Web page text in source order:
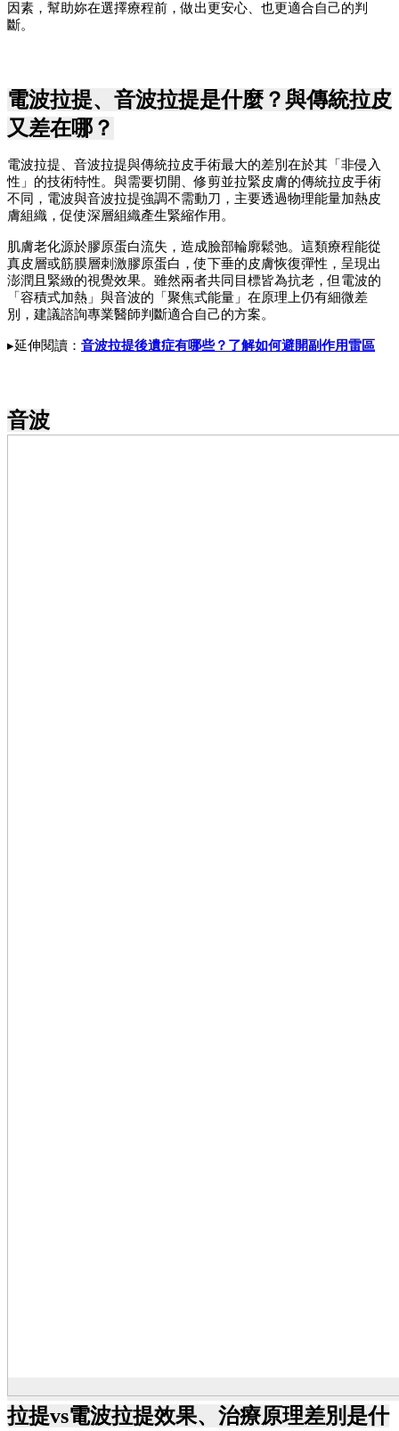
因素，幫助妳在選擇療程前，做出更安心、也更適合自己的判
斷。
電波拉提、音波拉提是什麼？與傳統拉皮
又差在哪？
電波拉提、音波拉提與傳統拉皮手術最大的差別在於其「非侵入
性」的技術特性。與需要切開、修剪並拉緊皮膚的傳統拉皮手術
不同，電波與音波拉提強調不需動刀，主要透過物理能量加熱皮
膚組織，促使深層組織產生緊縮作用。
肌膚老化源於膠原蛋白流失，造成臉部輪廓鬆弛。這類療程能從
真皮層或筋膜層刺激膠原蛋白，使下垂的皮膚恢復彈性，呈現出
澎潤且緊緻的視覺效果。雖然兩者共同目標皆為抗老，但電波的
「容積式加熱」與音波的「聚焦式能量」在原理上仍有細微差
別，建議諮詢專業醫師判斷適合自己的方案。
▸延伸閱讀： 音波拉提後遺症有哪些？了解如何避開副作用雷區
音波
拉提vs電波拉提效果、治療原理差別是什